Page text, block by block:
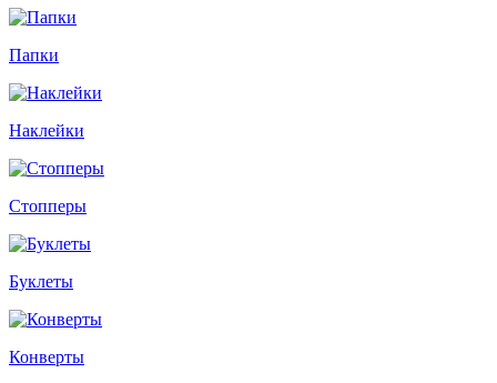
Папки
Наклейки
Стопперы
Буклеты
Конверты